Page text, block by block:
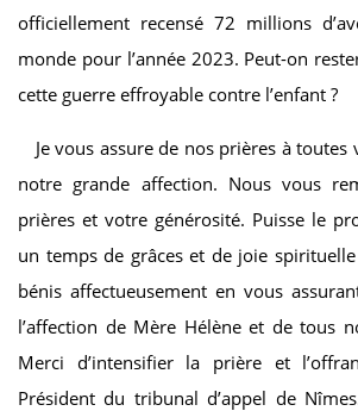
officiellement recensé 72 millions
monde pour l’année 2023. Peut-on
cette guerre effroyable contre l’enfant ?
Je vous assure de nos prières à
notre grande affection. Nous vous
prières et votre générosité. Puisse le
un temps de grâces et de joie
bénis affectueusement en vous
l’affection de Mère Hélène et de tous
Merci d’intensifier la prière et
Président du tribunal d’appel de